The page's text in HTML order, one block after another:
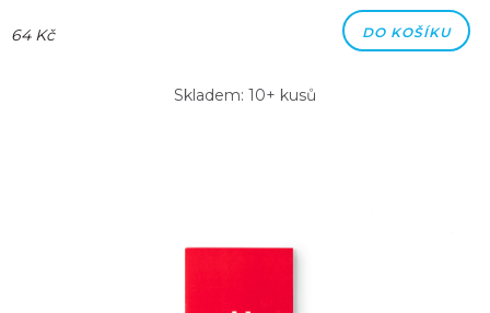
64 Kč DO KOŠÍKU
Skladem: 10+ kusů